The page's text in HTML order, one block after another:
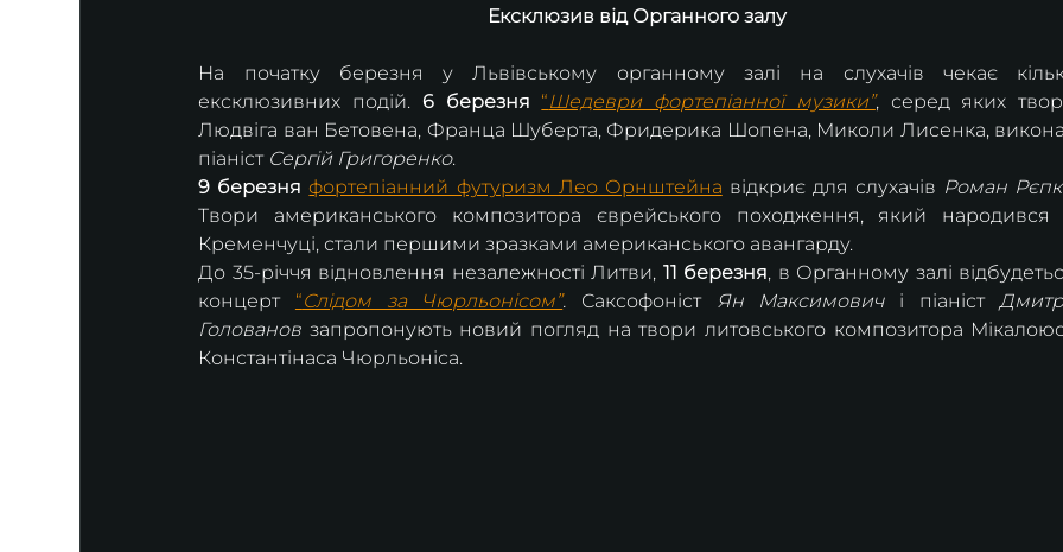
Ексклюзив від Органного залу
На початку березня у Львівському органному залі на слухачів чекає
ексклюзивних подій. 6 березня “Шедеври фортепіанної музики”, серед яких
Людвіга ван Бетовена, Франца Шуберта, Фридерика Шопена, Миколи Лисенка,
піаніст Сергій Григоренко.
9 березня фортепіанний футуризм Лео Орнштейна відкриє для слухачів Роман
Твори американського композитора єврейського походження, який народився
Кременчуці, стали першими зразками американського авангарду.
До 35-річчя відновлення незалежності Литви, 11 березня, в Органному залі
концерт “Слідом за Чюрльонісом”. Саксофоніст Ян Максимович і піаніст
Голованов запропонують новий погляд на твори литовського композитора
Константінаса Чюрльоніса.